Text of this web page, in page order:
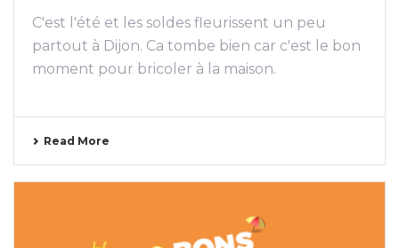
C'est l'été et les soldes fleurissent un peu
partout à Dijon. Ca tombe bien car c'est le bon
moment pour bricoler à la maison.
Read More